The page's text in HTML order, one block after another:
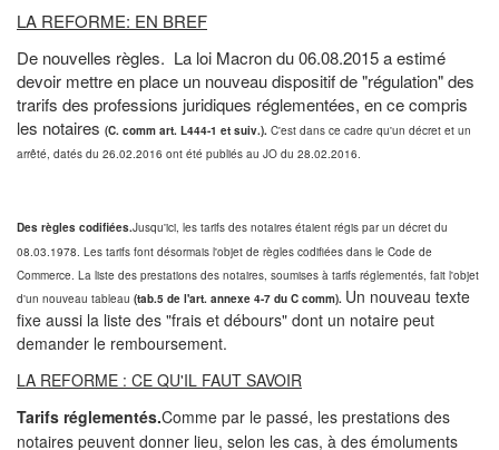
LA REFORME: EN BREF
De nouvelles règles. La loi Macron du 06.08.2015 a estimé
devoir mettre en place un nouveau dispositif de "régulation" des
trarifs des professions juridiques réglementées, en ce compris
les notaires (C. comm art. L444-1 et suiv.). C'est dans ce cadre qu'un décret et un
arrêté, datés du 26.02.2016 ont été publiés au JO du 28.02.2016.
Des règles codifiées.Jusqu'ici, les tarifs des notaires étaient régis par un décret du
08.03.1978. Les tarifs font désormais l'objet de règles codifiées dans le Code de
Commerce. La liste des prestations des notaires, soumises à tarifs réglementés, fait l'objet
d'un nouveau tableau (tab.5 de l'art. annexe 4-7 du C comm). Un nouveau texte
fixe aussi la liste des "frais et débours" dont un notaire peut
demander le remboursement.
LA REFORME : CE QU'IL FAUT SAVOIR
Tarifs réglementés.Comme par le passé, les prestations des
notaires peuvent donner lieu, selon les cas, à des émoluments